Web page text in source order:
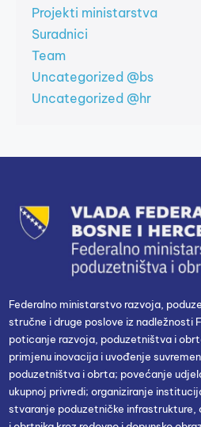
Projekti ministarstva
Suradnici
Team
Uncategorized @bs
Uncategorized @hr
Federalno ministarstvo razvoja,
stručne i druge poslove iz nadležnosti
poticanje razvoja, poduzetništva i
primjenu inovacija i uvođenje
poduzetništva i obrta; povećanje
ukupnoj privredi; organiziranje
stvaranje poduzetničke infrastrukture,